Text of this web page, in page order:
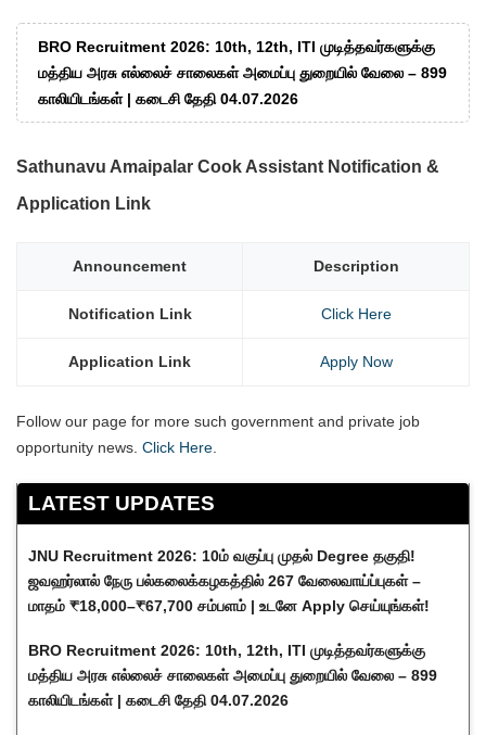
BRO Recruitment 2026: 10th, 12th, ITI முடித்தவர்களுக்கு
மத்திய அரசு எல்லைச் சாலைகள் அமைப்பு துறையில் வேலை – 899
காலியிடங்கள் | கடைசி தேதி 04.07.2026
Sathunavu Amaipalar Cook Assistant Notification &
Application Link
Announcement Description
Notification Link Click Here
Application Link Apply Now
Follow our page for more such government and private job
opportunity news. Click Here
LATEST UPDATES
JNU Recruitment 2026: 10ம் வகுப்பு முதல் Degree தகுதி!
ஜவஹர்லால் நேரு பல்கலைக்கழகத்தில் 267 வேலைவாய்ப்புகள் –
மாதம் ₹18,000–₹67,700 சம்பளம் | உடனே Apply செய்யுங்கள்!
BRO Recruitment 2026: 10th, 12th, ITI முடித்தவர்களுக்கு
மத்திய அரசு எல்லைச் சாலைகள் அமைப்பு துறையில் வேலை – 899
காலியிடங்கள் | கடைசி தேதி 04.07.2026